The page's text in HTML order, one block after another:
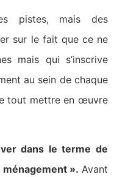
pistes, mais des
sur le fait que ce ne
mais qui s’inscrive
au sein de chaque
tout mettre en œuvre
dans le terme de
ménagement ». Avant